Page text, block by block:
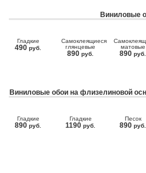
Виниловые
Гладкие
490 руб.
Самоклеящиеся
глянцевые
890 руб.
матовые
890 руб.
Виниловые обои на флизелиновой
Гладкие
890 руб.
Гладкие
1190 руб.
Песок
890 руб.